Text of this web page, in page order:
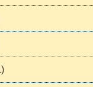
2
間